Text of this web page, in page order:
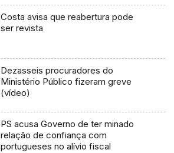
Costa avisa que reabertura pode
ser revista
Dezasseis procuradores do
Ministério Público fizeram greve
(vídeo)
PS acusa Governo de ter minado
relação de confiança com
portugueses no alívio fiscal